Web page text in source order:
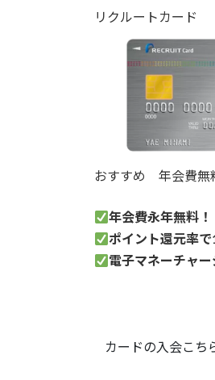
リクルートカード
おすすめ 年会費無
年会費永年無料！
ポイント還元率で
電子マネーチャー
カードの入会こち